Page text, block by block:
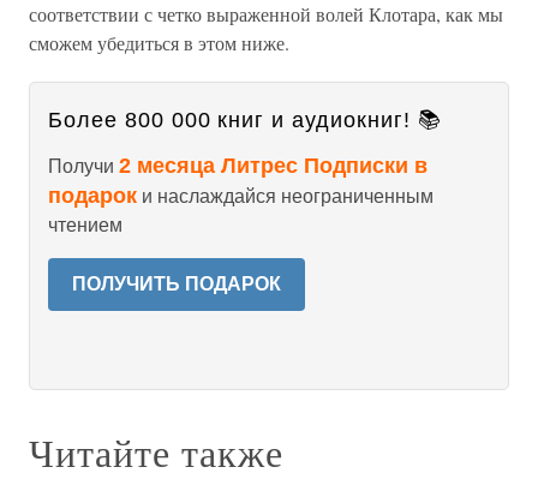
соответствии с четко выраженной волей Клотара, как мы
сможем убедиться в этом ниже.
Более 800 000 книг и аудиокниг! 📚
Получи 2 месяца Литрес Подписки в
подарок и наслаждайся неограниченным
чтением
ПОЛУЧИТЬ ПОДАРОК
Читайте также